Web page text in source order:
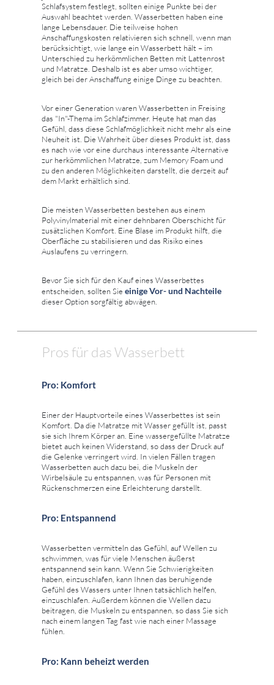
Schlafsystem festlegt, sollten einige Punkte bei der
Auswahl beachtet werden. Wasserbetten haben eine
lange Lebensdauer. Die teilweise hohen
Anschaffungskosten relativieren sich schnell, wenn man
berücksichtigt, wie lange ein Wasserbett hält – im
Unterschied zu herkömmlichen Betten mit Lattenrost
und Matratze. Deshalb ist es aber umso wichtiger,
gleich bei der Anschaffung einige Dinge zu beachten.
Vor einer Generation waren Wasserbetten in Freising
das "In"-Thema im Schlafzimmer. Heute hat man das
Gefühl, dass diese Schlafmöglichkeit nicht mehr als eine
Neuheit ist. Die Wahrheit über dieses Produkt ist, dass
es nach wie vor eine durchaus interessante Alternative
zur herkömmlichen Matratze, zum Memory Foam und
zu den anderen Möglichkeiten darstellt, die derzeit auf
dem Markt erhältlich sind.
Die meisten Wasserbetten bestehen aus einem
Polyvinylmaterial mit einer dehnbaren Oberschicht für
zusätzlichen Komfort. Eine Blase im Produkt hilft, die
Oberfläche zu stabilisieren und das Risiko eines
Auslaufens zu verringern.
Bevor Sie sich für den Kauf eines Wasserbettes
entscheiden, sollten Sie einige Vor- und Nachteile
dieser Option sorgfältig abwägen.
Pros für das Wasserbett
Pro: Komfort
Einer der Hauptvorteile eines Wasserbettes ist sein
Komfort. Da die Matratze mit Wasser gefüllt ist, passt
sie sich Ihrem Körper an. Eine wassergefüllte Matratze
bietet auch keinen Widerstand, so dass der Druck auf
die Gelenke verringert wird. In vielen Fällen tragen
Wasserbetten auch dazu bei, die Muskeln der
Wirbelsäule zu entspannen, was für Personen mit
Rückenschmerzen eine Erleichterung darstellt.
Pro: Entspannend
Wasserbetten vermitteln das Gefühl, auf Wellen zu
schwimmen, was für viele Menschen äußerst
entspannend sein kann. Wenn Sie Schwierigkeiten
haben, einzuschlafen, kann Ihnen das beruhigende
Gefühl des Wassers unter Ihnen tatsächlich helfen,
einzuschlafen. Außerdem können die Wellen dazu
beitragen, die Muskeln zu entspannen, so dass Sie sich
nach einem langen Tag fast wie nach einer Massage
fühlen.
Pro: Kann beheizt werden